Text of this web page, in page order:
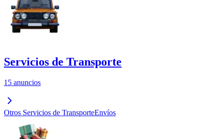
Servicios de Transporte
15 anuncios
Otros Servicios de TransporteEnvíos